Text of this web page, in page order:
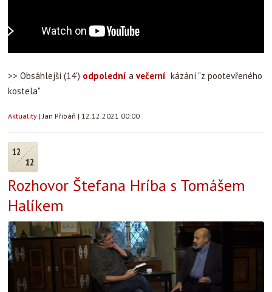
>> Obsáhlejší (14') odpolední a večerní kázání "z pootevřeného
kostela"
Aktuality |Jan Přibáň | 12.12.2021 00:00
12
12
Rozhovor Štefana Hríba s Tomášem
Halíkem